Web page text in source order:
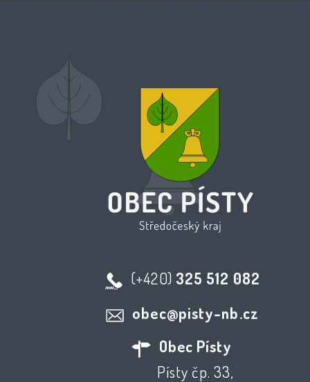
(+420) 325 512 082
obec@pisty-nb.cz
Obec Písty
Písty čp. 33,